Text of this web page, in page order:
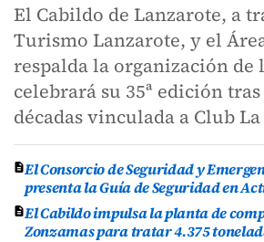
El Cabildo de Lanzarote, a
Turismo Lanzarote, y el
respalda la organización de
celebrará su 35ª edición
décadas vinculada a Club La
El Consorcio de Seguridad y
presenta la Guía de Seguridad en
El Cabildo impulsa la planta de
Zonzamas para tratar 4.375